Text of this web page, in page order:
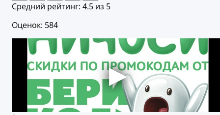
Средний рейтинг: 4.5 из 5
Оценок: 584